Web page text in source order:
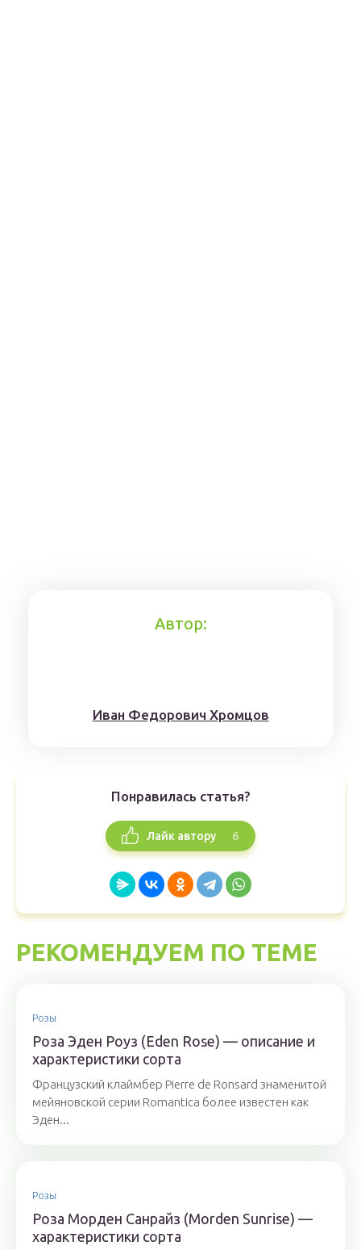
Автор:
Иван Федорович Хромцов
Понравилась статья?
Лайк автору 6
РЕКОМЕНДУЕМ ПО ТЕМЕ
Розы
Роза Эден Роуз (Eden Rose) — описание и
характеристики сорта
Французский клаймбер Pierre de Ronsard знаменитой
мейяновской серии Romantica более известен как
Эден...
Розы
Роза Морден Санрайз (Morden Sunrise) —
характеристики сорта